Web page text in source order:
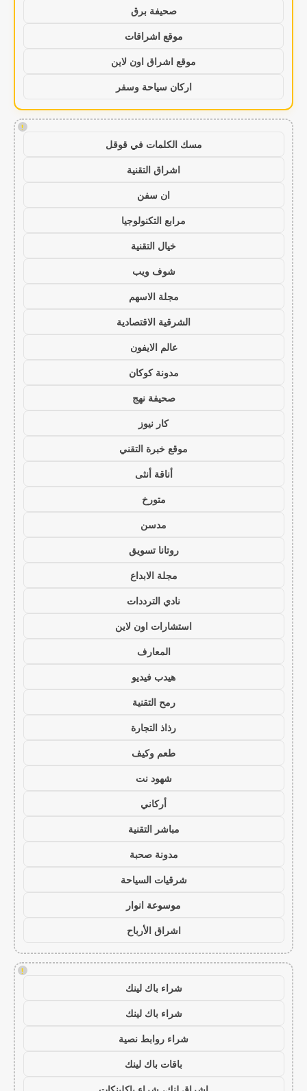
صحيفة برق
موقع اشراقات
موقع اشراق اون لاين
اركان سياحة وسفر
!
مسك الكلمات في قوقل
اشراق التقنية
ان سفن
مرابع التكنولوجيا
خيال التقنية
شوف ويب
مجلة الاسهم
الشرقية الاقتصادية
عالم الايفون
مدونة كوكان
صحيفة نهج
كار نيوز
موقع خبرة التقني
أناقة أنثى
متورخ
مدسن
روتانا تسويق
مجلة الابداع
نادي الترددات
استشارات اون لاين
المعارف
هيدب فيديو
رمح التقنية
رذاذ التجارة
طعم وكيف
شهود نت
أركاني
مباشر التقنية
مدونة صحبة
شرقيات السياحة
موسوعة انوار
اشراق الأرباح
!
شراء باك لينك
شراء باك لينك
شراء روابط نصية
باقات باك لينك